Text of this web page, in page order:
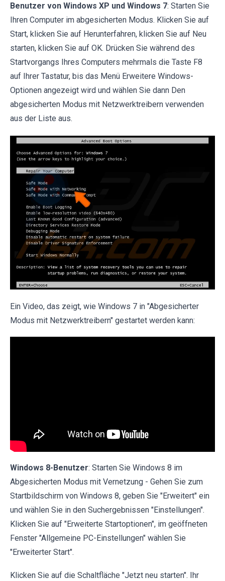
Benutzer von Windows XP und Windows 7: Starten Sie
Ihren Computer im abgesicherten Modus. Klicken Sie auf
Start, klicken Sie auf Herunterfahren, klicken Sie auf Neu
starten, klicken Sie auf OK. Drücken Sie während des
Startvorgangs Ihres Computers mehrmals die Taste F8
auf Ihrer Tastatur, bis das Menü Erweitere Windows-
Optionen angezeigt wird und wählen Sie dann Den
abgesicherten Modus mit Netzwerktreibern verwenden
aus der Liste aus.
Ein Video, das zeigt, wie Windows 7 in "Abgesicherter
Modus mit Netzwerktreibern" gestartet werden kann:
Windows 8-Benutzer: Starten Sie Windows 8 im
Abgesicherten Modus mit Vernetzung - Gehen Sie zum
Startbildschirm von Windows 8, geben Sie "Erweitert" ein
und wählen Sie in den Suchergebnissen "Einstellungen".
Klicken Sie auf "Erweiterte Startoptionen", im geöffneten
Fenster "Allgemeine PC-Einstellungen" wählen Sie
"Erweiterter Start".
Klicken Sie auf die Schaltfläche "Jetzt neu starten". Ihr